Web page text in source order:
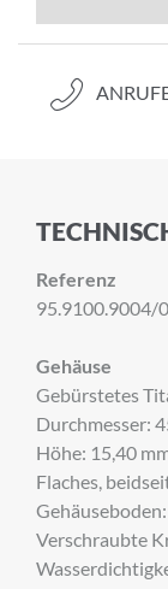
Referenz
95.9100.9004/
Gehäuse
Gebürstetes
Durchmesser:
Höhe: 15,40
Flaches,
Verschraubte